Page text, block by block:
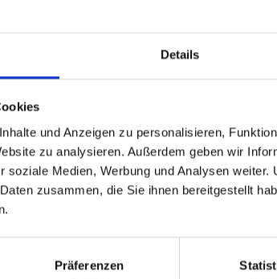
Details
und Anzeigen zu personalisieren,
zu analysieren. Außerdem geben wir
soziale Medien, Werbung und Analysen
zusammen, die Sie ihnen bereitgestellt
Präferenzen
EUR 1.90 EUR 2.45
Angebot bis31/08/2026
Werde ein Teil unserer Garn-
und erhalte exklusiven
inspirierenden Strickmustern